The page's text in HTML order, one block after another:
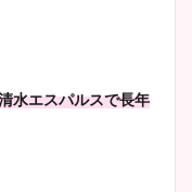
とめ！同期や実家に
水エスパルスで長年